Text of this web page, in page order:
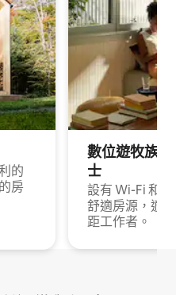
的
房
數位遊牧族
士
設有 Wi-Fi 和
舒適房源，適
距工作者。